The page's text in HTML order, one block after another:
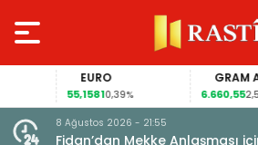
EURO
55,15810,39%
GRAM
6.660,552,59%
8 Ağustos 2026 - 21:55
Fidan’dan Mekke Anlaşması için: Bize